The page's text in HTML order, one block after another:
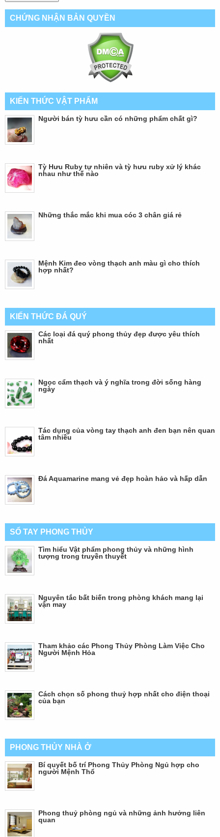
CHỨNG NHẬN BẢN QUYỀN
KIẾN THỨC VẬT PHẨM
Người bán tỳ hưu cần có những phẩm chất gì?
Tỳ Hưu Ruby tự nhiên và tỳ hưu ruby xử lý khác
nhau như thế nào
Những thắc mắc khi mua cóc 3 chân giá rẻ
Mệnh Kim đeo vòng thạch anh màu gì cho thích
hợp nhất?
KIẾN THỨC ĐÁ QUÝ
Các loại đá quý phong thủy đẹp được yêu thích
nhất
Ngọc cẩm thạch và ý nghĩa trong đời sống hàng
ngày
Tác dụng của vòng tay thạch anh đen bạn nên quan
tâm nhiều
Đá Aquamarine mang vẻ đẹp hoàn hảo và hấp dẫn
SỔ TAY PHONG THỦY
Tìm hiểu Vật phẩm phong thủy và những hình
tượng trong truyền thuyết
Nguyên tắc bất biến trong phòng khách mang lại
vận may
Tham khảo các Phong Thủy Phòng Làm Việc Cho
Người Mệnh Hỏa
Cách chọn số phong thuỷ hợp nhất cho điện thoại
của bạn
PHONG THỦY NHÀ Ở
Bí quyết bố trí Phong Thủy Phòng Ngủ hợp cho
người Mệnh Thổ
Phong thuỷ phòng ngủ và những ảnh hưởng liên
quan